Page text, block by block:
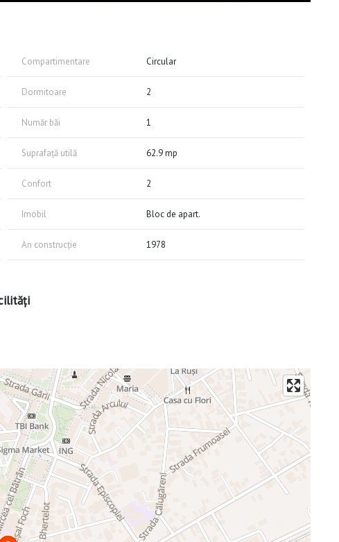
Compartimentare Circular
Dormitoare 2
Număr băi 1
Suprafață utilă 62.9 mp
Confort 2
Imobil Bloc de apart.
An construcție 1978